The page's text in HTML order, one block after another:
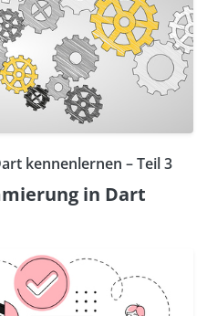
kennenlernen – Teil 3
in Dart